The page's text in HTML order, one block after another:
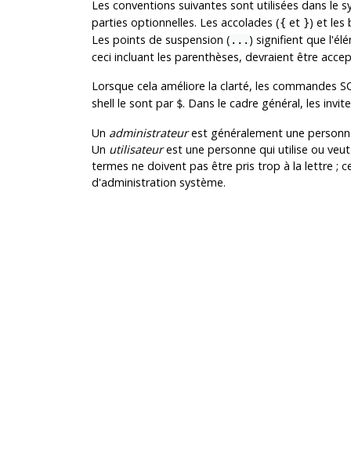
Les conventions suivantes sont utilisées dans le
parties optionnelles. Les accolades ({ et }) et les
Les points de suspension ( ... ) signifient que
ceci incluant les parenthèses, devraient être
Lorsque cela améliore la clarté, les commandes
shell le sont par $. Dans le cadre général, les
Un administrateurest généralement une
Un utilisateurest une personne qui utilise ou
termes ne doivent pas être pris trop à la lettre ;
d'administration système.